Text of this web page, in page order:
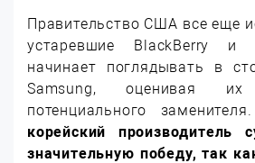
Правительство США все еще
устаревшие BlackBerry и
начинает поглядывать в
Samsung, оценивая
потенциального
корейский производитель
значительную победу, так